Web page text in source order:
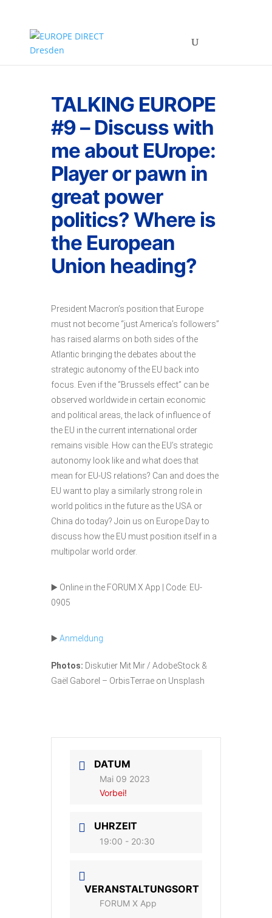
TALKING EUROPE
#9 – Discuss with
me about EUrope:
Player or pawn in
great power
politics? Where is
the European
Union heading?
President Macron’s position that Europe
must not become “just America’s followers”
has raised alarms on both sides of the
Atlantic bringing the debates about the
strategic autonomy of the EU back into
focus. Even if the “Brussels effect” can be
observed worldwide in certain economic
and political areas, the lack of influence of
the EU in the current international order
remains visible. How can the EU’s strategic
autonomy look like and what does that
mean for EU-US relations? Can and does the
EU want to play a similarly strong role in
world politics in the future as the USA or
China do today? Join us on Europe Day to
discuss how the EU must position itself in a
multipolar world order.
▶️ Online in the FORUM X App | Code: EU-
0905
▶️ Anmeldung
Photos: Diskutier Mit Mir / AdobeStock &
Gaël Gaborel – OrbisTerrae on Unsplash
DATUM
Mai 09 2023
Vorbei!
UHRZEIT
19:00 - 20:30
VERANSTALTUNGSORT
FORUM X App